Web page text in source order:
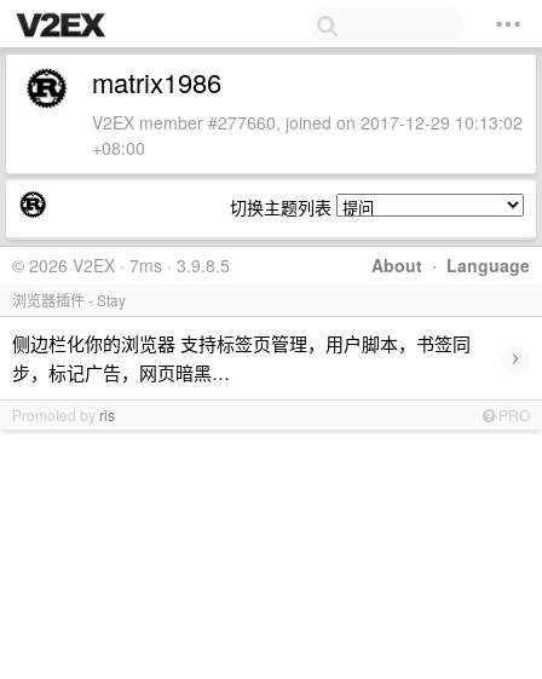
matrix1986
V2EX member #277660, joined on 2017-12-29 10:13:02
+08:00
切换主题列表
About · Language
© 2026 V2EX · 7ms · 3.9.8.5
浏览器插件 - Stay
侧边栏化你的浏览器 支持标签页管理，用户脚本，书签同
步，标记广告，网页暗黑…
›
Promoted by ris PRO